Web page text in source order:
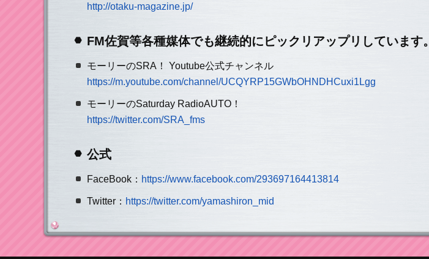
http://otaku-magazine.jp/
FM佐賀等各種媒体でも継続的にピックリアップリしています。
モーリーのSRA！ Youtube公式チャンネル
https://m.youtube.com/channel/UCQYRP15GWbOHNDHCuxi1Lgg
モーリーのSaturday RadioAUTO！
https://twitter.com/SRA_fms
公式
FaceBook： https://www.facebook.com/293697164413814
Twitter： https://twitter.com/yamashiron_mid